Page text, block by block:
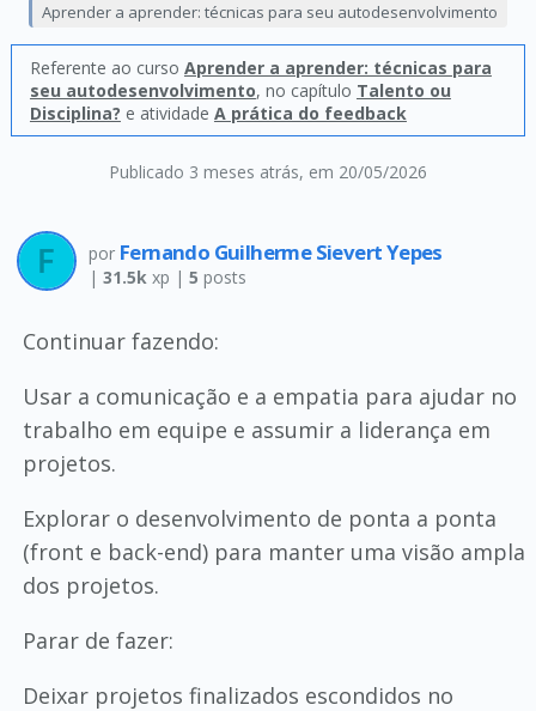
Publicado 3 meses atrás, em 20/05/2026
Aprender a aprender: técnicas para seu autodesenvolvimento
Referente ao curso Aprender a aprender: técnicas para
seu autodesenvolvimento, no capítulo Talento ou
Disciplina? e atividade A prática do feedback
por Fernando Guilherme Sievert Yepes
| 31.5kxp | 5 posts
Continuar fazendo:
Usar a comunicação e a empatia para ajudar no
trabalho em equipe e assumir a liderança em
projetos.
Explorar o desenvolvimento de ponta a ponta
(front e back-end) para manter uma visão ampla
dos projetos.
Parar de fazer:
Deixar projetos finalizados escondidos no